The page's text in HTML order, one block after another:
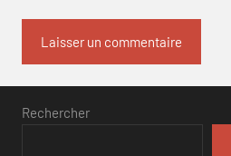
Rechercher